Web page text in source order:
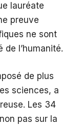
lauréate
preuve
ne sont
l’humanité.
de plus
sciences, a
Les 34
pas sur la